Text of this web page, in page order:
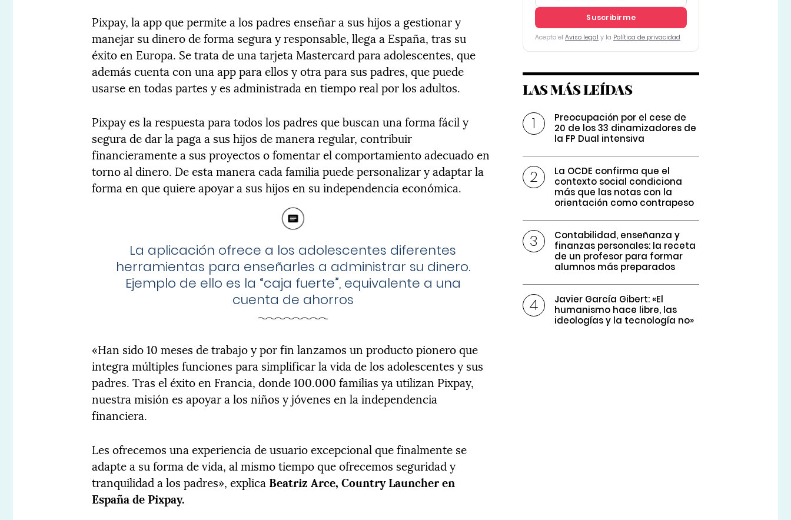
Pixpay, la app que permite a los padres enseñar a sus hijos a gestionar y
manejar su dinero de forma segura y responsable, llega a España, tras su
éxito en Europa. Se trata de una tarjeta Mastercard para adolescentes, que
además cuenta con una app para ellos y otra para sus padres, que puede
usarse en todas partes y es administrada en tiempo real por los adultos.
Pixpay es la respuesta para todos los padres que buscan una forma fácil y
segura de dar la paga a sus hijos de manera regular, contribuir
financieramente a sus proyectos o fomentar el comportamiento adecuado en
torno al dinero. De esta manera cada familia puede personalizar y adaptar la
forma en que quiere apoyar a sus hijos en su independencia económica.
La aplicación ofrece a los adolescentes diferentes
herramientas para enseñarles a administrar su dinero.
Ejemplo de ello es la “caja fuerte”, equivalente a una
cuenta de ahorros
«Han sido 10 meses de trabajo y por fin lanzamos un producto pionero que
integra múltiples funciones para simplificar la vida de los adolescentes y sus
padres. Tras el éxito en Francia, donde 100.000 familias ya utilizan Pixpay,
nuestra misión es apoyar a los niños y jóvenes en la independencia
financiera.
Les ofrecemos una experiencia de usuario excepcional que finalmente se
adapte a su forma de vida, al mismo tiempo que ofrecemos seguridad y
tranquilidad a los padres», explica Beatriz Arce, Country Launcher en
España de Pixpay.
Suscribirme
Acepto el Aviso legal y la Política de privacidad
LAS MÁS LEÍDAS
Preocupación por el cese de
20 de los 33 dinamizadores de
la FP Dual intensiva
La OCDE confirma que el
contexto social condiciona
más que las notas con la
orientación como contrapeso
Contabilidad, enseñanza y
finanzas personales: la receta
de un profesor para formar
alumnos más preparados
Javier García Gibert: «El
humanismo hace libre, las
ideologías y la tecnología no»